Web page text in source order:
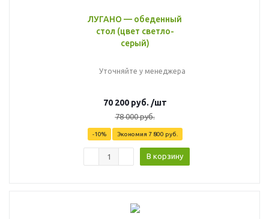
ЛУГАНО — обеденный
стол (цвет светло-
серый)
Уточняйте у менеджера
70 200руб. /шт
78 000руб.
-10% Экономия 7 800 руб.
В корзину